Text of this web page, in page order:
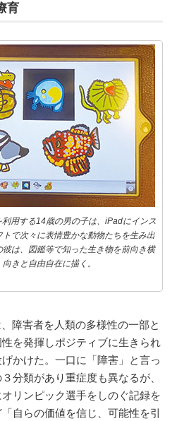
育
利用する14歳の男の子は、iPadにインス
トで次々に表情豊かな動物たちを生み出
彼は、図鑑等で知った生き物を前向き横
向きと自由自在に描く。
障害者を人類の多様性の一部と
を発揮しポジティブに生きられ
かけた。一口に「障害」と言っ
分類があり重症度も異なるが、
リンピック選手をしのぐ記録を
自らの価値を信じ、可能性を引